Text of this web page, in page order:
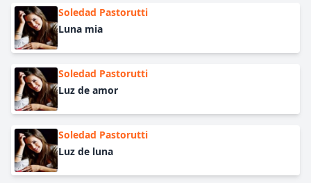
Soledad Pastorutti
Luna mia
Soledad Pastorutti
Luz de amor
Soledad Pastorutti
Luz de luna